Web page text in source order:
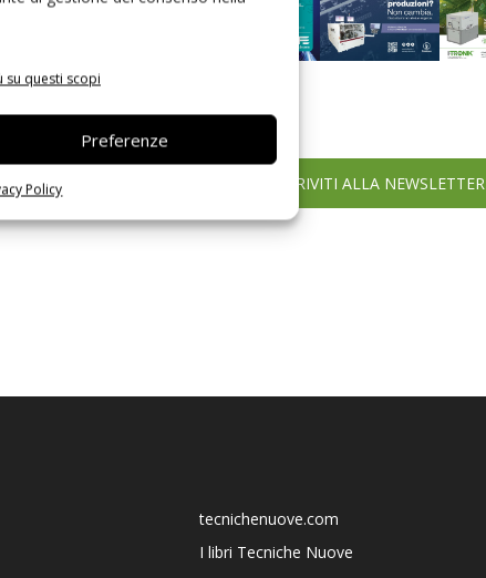
su questi scopi
Preferenze
Policy ISCRIVITI ALLA NEWSLETTER
tecnichenuove.com
I libri Tecniche Nuove